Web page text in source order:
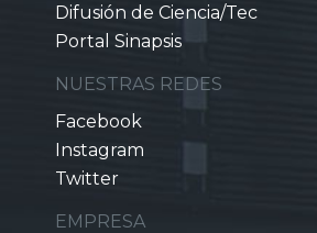
Difusión de Ciencia/Tec
Portal Sinapsis
NUESTRAS REDES
Facebook
Instagram
Twitter
EMPRESA